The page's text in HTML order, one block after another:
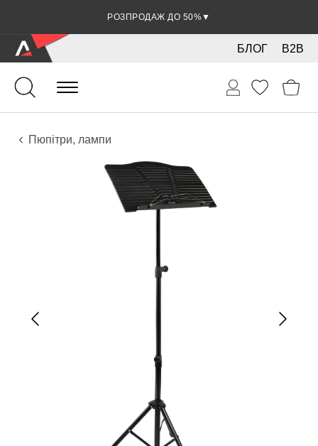
РОЗПРОДАЖ ДО 50%▼
B2B
БЛОГ
Духові
Мідні
Аксесуари
Пюпітри, лампи